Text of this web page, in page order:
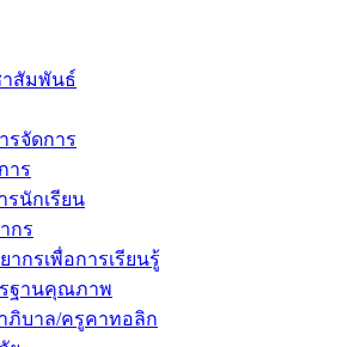
าสัมพันธ์
รจัดการ
าร
รนักเรียน
กร
ากรเพื่อการเรียนรู้
ฐานคุณภาพ
ภิบาล/ครูคาทอลิก